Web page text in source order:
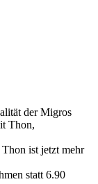
der Migros
Thon,
Thon ist jetzt mehr
statt 6.90